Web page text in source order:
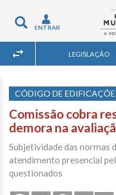
Toggle
navigation
ENTRAR
LEGISLAÇÃO
CÓDIGO DE
Comissão cobra
demora na
Subjetividade das normas
atendimento presencial
questionados